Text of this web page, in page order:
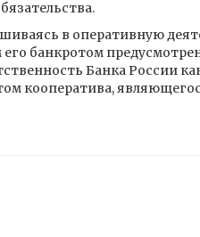
в оперативную
его банкротом
Банка России
кооператива,